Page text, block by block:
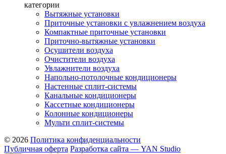
категории
Вытяжные установки
Приточные установки с увлажнением воздуха
Компактные приточные установки
Приточно-вытяжные установки
Осушители воздуха
Очистители воздуха
Увлажнители воздуха
Напольно-потолочные кондиционеры
Настенные сплит-системы
Канальные кондиционеры
Кассетные кондиционеры
Колонные кондиционеры
Мульти сплит-системы
© 2026 Политика конфиденциальности
Публичная оферта Разработка сайта — YAN Studio